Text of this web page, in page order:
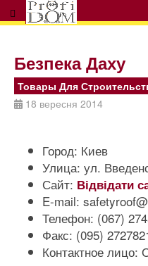
Безпека Даху
Товары Для
18 вересня 2014
Город: Киев
Улица: ул.
Сайт: Відвідати
E-mail:
Телефон: (067)
Факс: (095)
Контактное лицо: